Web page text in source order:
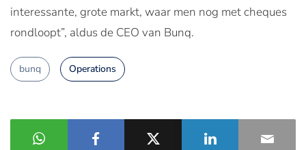
interessante, grote markt, waar men nog met cheques
rondloopt”, aldus de CEO van Bunq.
bunq Operations